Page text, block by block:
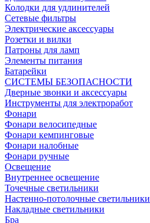
Колодки для удлинителей
Сетевые фильтры
Электрические аксессуары
Розетки и вилки
Патроны для ламп
Элементы питания
Батарейки
СИСТЕМЫ БЕЗОПАСНОСТИ
Дверные звонки и аксессуары
Инструменты для электроработ
Фонари
Фонари велосипедные
Фонари кемпинговые
Фонари налобные
Фонари ручные
Освещение
Внутреннее освещение
Точечные светильники
Настенно-потолочные светильники
Накладные светильники
Бра